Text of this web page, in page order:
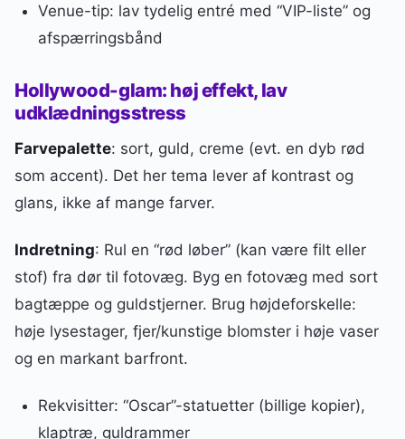
Venue-tip: lav tydelig entré med “VIP-liste” og
afspærringsbånd
Hollywood-glam: høj effekt, lav
udklædningsstress
Farvepalette: sort, guld, creme (evt. en dyb rød
som accent). Det her tema lever af kontrast og
glans, ikke af mange farver.
Indretning: Rul en “rød løber” (kan være filt eller
stof) fra dør til fotovæg. Byg en fotovæg med sort
bagtæppe og guldstjerner. Brug højdeforskelle:
høje lysestager, fjer/kunstige blomster i høje vaser
og en markant barfront.
Rekvisitter: “Oscar”-statuetter (billige kopier),
klaptræ, guldrammer